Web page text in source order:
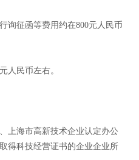
询征函等费用约在800元人民币
人民币左右。
上海市高新技术企业认定办公
得科技经营证书的企业企业所